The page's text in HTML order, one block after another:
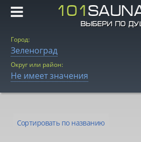
Город:
Зеленоград
Округ или район:
Не имеет значения
Сортировать по названию